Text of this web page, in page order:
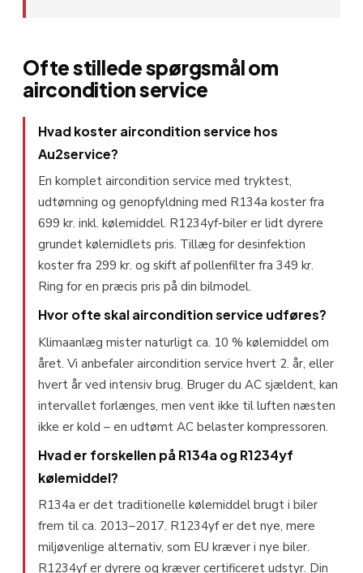
Ofte stillede spørgsmål om
aircondition service
Hvad koster aircondition service hos
Au2service?
En komplet aircondition service med tryktest,
udtømning og genopfyldning med R134a koster fra
699 kr. inkl. kølemiddel. R1234yf-biler er lidt dyrere
grundet kølemidlets pris. Tillæg for desinfektion
koster fra 299 kr. og skift af pollenfilter fra 349 kr.
Ring for en præcis pris på din bilmodel.
Hvor ofte skal aircondition service udføres?
Klimaanlæg mister naturligt ca. 10 % kølemiddel om
året. Vi anbefaler aircondition service hvert 2. år, eller
hvert år ved intensiv brug. Bruger du AC sjældent, kan
intervallet forlænges, men vent ikke til luften næsten
ikke er kold – en udtømt AC belaster kompressoren.
Hvad er forskellen på R134a og R1234yf
kølemiddel?
R134a er det traditionelle kølemiddel brugt i biler
frem til ca. 2013–2017. R1234yf er det nye, mere
miljøvenlige alternativ, som EU kræver i nye biler.
R1234yf er dyrere og kræver certificeret udstyr. Din